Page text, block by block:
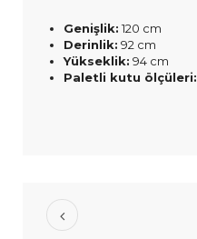
Genişlik: 120 cm
Derinlik: 92 cm
Yükseklik: 94 cm
Paletli kutu ölçüleri: